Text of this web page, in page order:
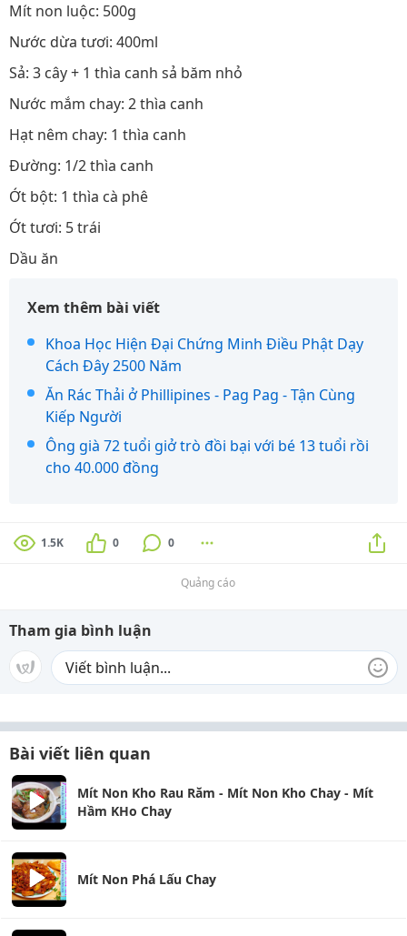
Mít non luộc: 500g
Nước dừa tươi: 400ml
Sả: 3 cây + 1 thìa canh sả băm nhỏ
Nước mắm chay: 2 thìa canh
Hạt nêm chay: 1 thìa canh
Đường: 1/2 thìa canh
Ớt bột: 1 thìa cà phê
Ớt tươi: 5 trái
Dầu ăn
Xem thêm bài viết
Khoa Học Hiện Đại Chứng Minh Điều Phật Dạy
Cách Đây 2500 Năm
Ăn Rác Thải ở Phillipines - Pag Pag - Tận Cùng
Kiếp Người
Ông già 72 tuổi giở trò đồi bại với bé 13 tuổi rồi
cho 40.000 đồng
1.5K 0 0
Quảng cáo
Tham gia bình luận
Bài viết liên quan
Mít Non Kho Rau Răm - Mít Non Kho Chay - Mít
Hầm KHo Chay
Mít Non Phá Lấu Chay